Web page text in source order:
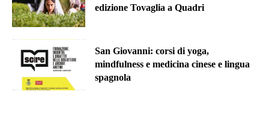
edizione Tovaglia a Quadri
San Giovanni: corsi di yoga,
mindfulness e medicina cinese e lingua
spagnola